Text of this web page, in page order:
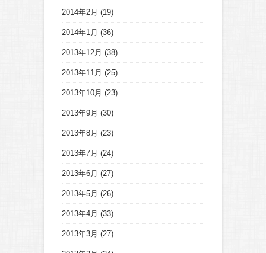
2014年2月 (19)
2014年1月 (36)
2013年12月 (38)
2013年11月 (25)
2013年10月 (23)
2013年9月 (30)
2013年8月 (23)
2013年7月 (24)
2013年6月 (27)
2013年5月 (26)
2013年4月 (33)
2013年3月 (27)